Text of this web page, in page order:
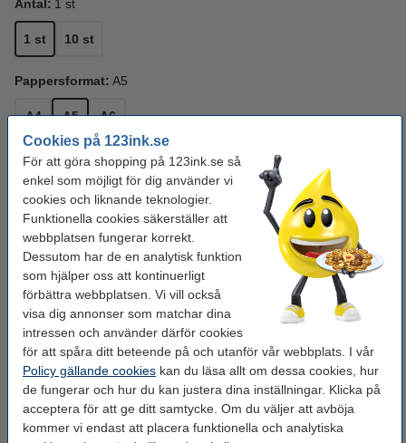
Cookies på 123ink.se
För att göra shopping på 123ink.se så
enkel som möjligt för dig använder vi
cookies och liknande teknologier.
Funktionella cookies säkerställer att
webbplatsen fungerar korrekt.
Dessutom har de en analytisk funktion
som hjälper oss att kontinuerligt
förbättra webbplatsen. Vi vill också
visa dig annonser som matchar dina
intressen och använder därför cookies
för att spåra ditt beteende på och utanför vår webbplats. I vår
Policy gällande cookies kan du läsa allt om dessa cookies, hur
de fungerar och hur du kan justera dina inställningar. Klicka på
acceptera för att ge ditt samtycke. Om du väljer att avböja
kommer vi endast att placera funktionella och analytiska
Antal: 1 st
1 st 10 st
Pappersformat: A5
A4 A5 A6
Se specifikationerna och beskrivningen
Spara upp till 10%med varumärket 123ink.
i lager
Beställ nu så skickar vi på måndag!
27 kr
Behöver du fler?
220 kr
Tips! Köp med pennor!
Bläckpenna | 123ink | gul | 10st
40 kr